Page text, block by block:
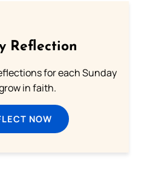
Reflection
for each Sunday
in faith.
NOW